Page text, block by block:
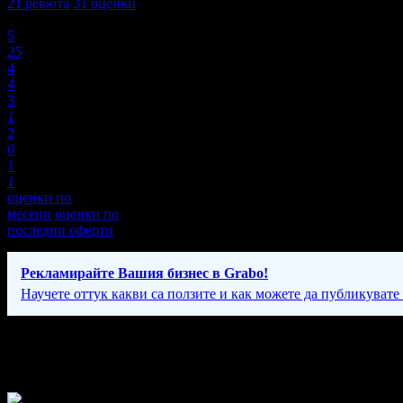
21 ревюта 31 оценки
5
25
4
4
3
1
2
0
1
1
оценки по
месеци оценки по
последни оферти
Рекламирайте Вашия бизнес в Grabo!
Научете оттук какви са ползите и как можете да публикувате